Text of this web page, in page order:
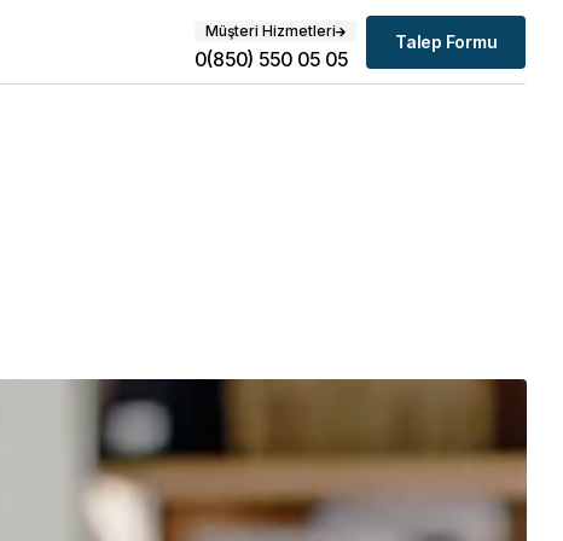
Müşteri Hizmetleri
0(850) 550 05 05
Talep Formu